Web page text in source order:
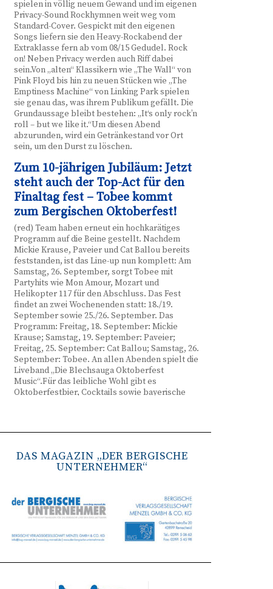
spielen in völlig neuem Gewand und im eigenen
Privacy-Sound Rockhymnen weit weg vom
Standard-Cover. Gespickt mit den eigenen
Songs liefern sie den Heavy-Rockabend der
Extraklasse fern ab vom 08/15 Gedudel. Rock
on! Neben Privacy werden auch Riff dabei
sein.Von „alten“ Klassikern wie „The Wall“ von
Pink Floyd bis hin zu neuen Stücken wie „The
Emptiness Machine“ von Linking Park spielen
sie genau das, was ihrem Publikum gefällt. Die
Grundaussage bleibt bestehen: „It‘s only rock’n
roll – but we like it.“Um diesen Abend
abzurunden, wird ein Getränkestand vor Ort
sein, um den Durst zu löschen.
Zum 10-jährigen Jubiläum: Jetzt
steht auch der Top-Act für den
Finaltag fest – Tobee kommt
zum Bergischen Oktoberfest!
(red) Team haben erneut ein hochkarätiges
Programm auf die Beine gestellt. Nachdem
Mickie Krause, Paveier und Cat Ballou bereits
feststanden, ist das Line-up nun komplett: Am
Samstag, 26. September, sorgt Tobee mit
Partyhits wie Mon Amour, Mozart und
Helikopter 117 für den Abschluss. Das Fest
findet an zwei Wochenenden statt: 18./19.
September sowie 25./26. September. Das
Programm: Freitag, 18. September: Mickie
Krause; Samstag, 19. September: Paveier;
Freitag, 25. September: Cat Ballou; Samstag, 26.
September: Tobee. An allen Abenden spielt die
Liveband „Die Blechsauga Oktoberfest
Music“.Für das leibliche Wohl gibt es
Oktoberfestbier, Cocktails sowie bayerische
www.bergisches-oktoberfest.de sowie über die
Remscheid stärkt Krisenvorsorge
Remscheid trainieren Krisenstabsarbeit am
Institut der Feuerwehr NRW in Münster.
Wie funktioniert die Zusammenarbeit im
Krisenfall? Welche Entscheidungen müssen
unter Zeitdruck getroffen werden? Und wie
bestmöglich geschützt werden? Mit diesen und
Mitarbeitende der Stadt Remscheid Ende Juni in
DAS MAGAZIN „DER BERGISCHE
UNTERNEHMER“